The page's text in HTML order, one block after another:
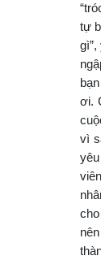
tự
ơi.
vì